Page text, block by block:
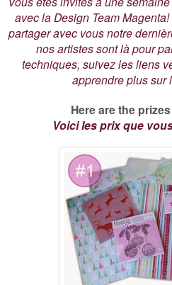
avec la Design Team
partager avec vous notre
nos artistes sont là pour
techniques, suivez les liens
apprendre plus sur
Here are the
Voici les prix que